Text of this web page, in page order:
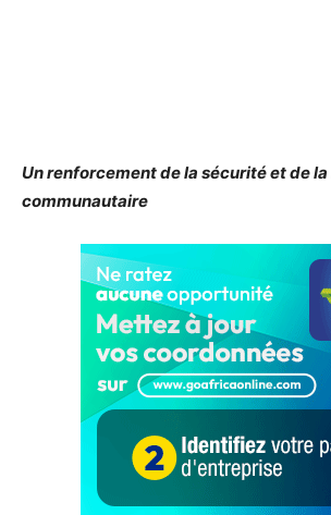
Un renforcement de la sécurité et de
communautaire